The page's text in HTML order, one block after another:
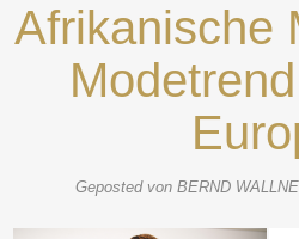
Afrikanische
Geposted von BERND